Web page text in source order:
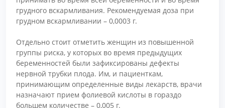
грудного вскармливания. Рекомендуемая доза при
грудном вскармливании – 0,0003 г.
Отдельно стоит отметить женщин из повышенной
группы риска, у которых во время предыдущих
беременностей были зафиксированы дефекты
нервной трубки плода. Им, и пациенткам,
принимающим определенные виды лекарств, врачи
назначают прием фолиевой кислоты в гораздо
большем количестве – 0,005 г.